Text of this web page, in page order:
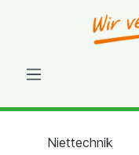
Niettechnik